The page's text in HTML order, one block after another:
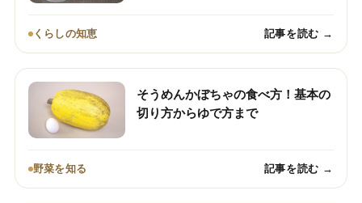
くらしの知恵 記事を読む →
そうめんかぼちゃの食べ方！基本の
切り方からゆで方まで
野菜を知る 記事を読む →